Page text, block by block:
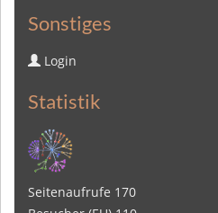
Sonstiges
Login
Statistik
Seitenaufrufe 170